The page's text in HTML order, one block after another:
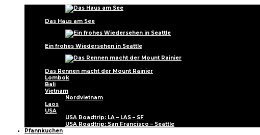
Das Haus am See
Ein frohes Wiedersehen in Seattle
Das Rennen macht der Mount Rainier
Lombok
Bali
Vietnam
Nordvietnam
Laos
USA
USA Roadtrip: LA – LAS – SF
USA Roadtrip: San Francisco – Seattle
Pfannkuchen